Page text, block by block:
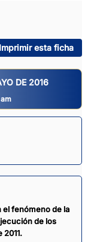
Imprimir esta ficha
DE 2016
el fenómeno de la
de los
2011.